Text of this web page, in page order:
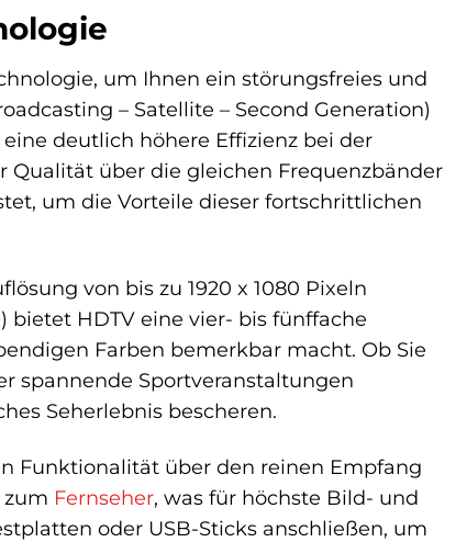
um Ihnen ein störungsfreies und
– Satellite – Second Generation)
deutlich höhere Effizienz bei der
Qualität über die gleichen Frequenzbänder
um die Vorteile dieser fortschrittlichen
von bis zu 1920 x 1080 Pixeln
HDTV eine vier- bis fünffache
Farben bemerkbar macht. Ob Sie
spannende Sportveranstaltungen
Seherlebnis bescheren.
Funktionalität über den reinen Empfang
zum Fernseher, was für höchste Bild- und
oder USB-Sticks anschließen, um